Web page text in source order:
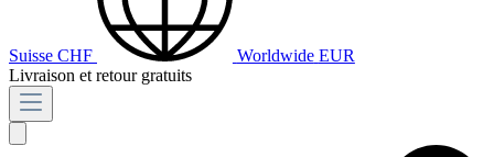
Suisse CHF Worldwide EUR
Livraison et retour gratuits